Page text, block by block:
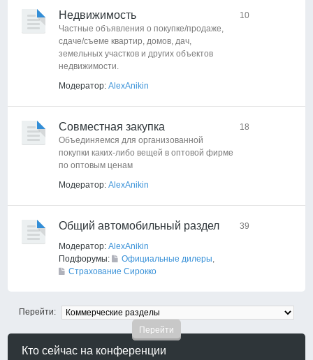
Недвижимость
Частные объявления о покупке/продаже,
сдаче/съеме квартир, домов, дач,
земельных участков и других объектов
недвижимости.
Модератор: AlexAnikin
10
Совместная закупка
Объединяемся для организованной
покупки каких-либо вещей в оптовой фирме
по оптовым ценам
Модератор: AlexAnikin
18
Общий автомобильный раздел
Модератор: AlexAnikin
Подфорумы:
Официальные дилеры,
Страхование Сирокко
39
Перейти:
Кто сейчас на конференции